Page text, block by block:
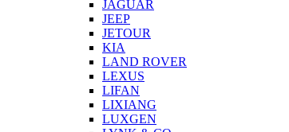
JAGUAR
JEEP
JETOUR
KIA
LAND ROVER
LEXUS
LIFAN
LIXIANG
LUXGEN